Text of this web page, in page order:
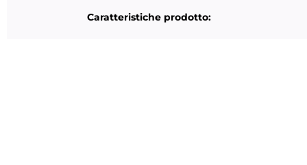
Caratteristiche prodotto: